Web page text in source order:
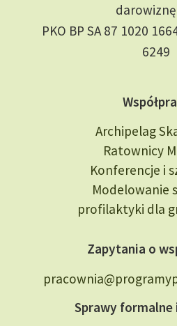
PKO BP SA 87 1020
6249
Archipelag
Ratownicy
Konferencje i
Modelowanie
profilaktyki dla
Zapytania o
Sprawy